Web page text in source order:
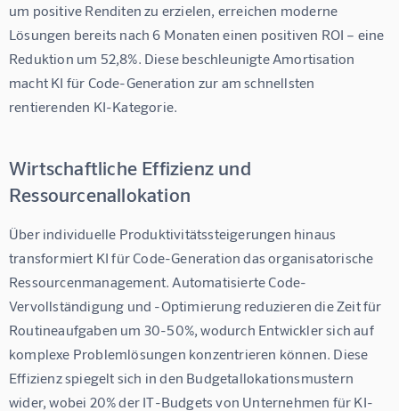
um positive Renditen zu erzielen, erreichen moderne
Lösungen bereits nach 6 Monaten einen positiven ROI – eine
Reduktion um 52,8%. Diese beschleunigte Amortisation
macht KI für Code-Generation zur am schnellsten
rentierenden KI-Kategorie.
Wirtschaftliche Effizienz und
Ressourcenallokation
Über individuelle Produktivitätssteigerungen hinaus
transformiert KI für Code-Generation das organisatorische
Ressourcenmanagement. Automatisierte Code-
Vervollständigung und -Optimierung reduzieren die Zeit für
Routineaufgaben um 30-50%, wodurch Entwickler sich auf
komplexe Problemlösungen konzentrieren können. Diese
Effizienz spiegelt sich in den Budgetallokationsmustern
wider, wobei 20% der IT-Budgets von Unternehmen für KI-